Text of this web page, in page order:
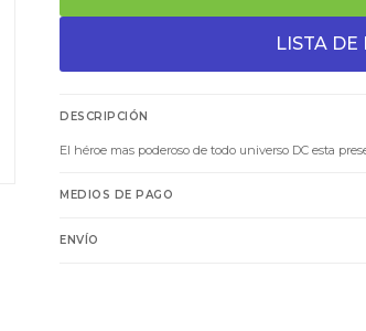
DESCRIPCIÓN
El héroe mas poderoso de todo universo DC esta
MEDIOS DE PAGO
ENVÍO